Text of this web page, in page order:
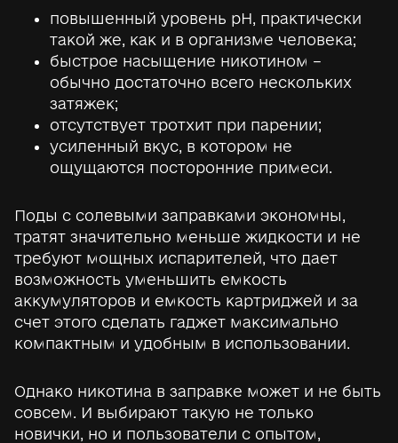
повышенный уровень pH, практически
такой же, как и в организме человека;
быстрое насыщение никотином –
обычно достаточно всего нескольких
затяжек;
отсутствует тротхит при парении;
усиленный вкус, в котором не
ощущаются посторонние примеси.
Поды с солевыми заправками экономны,
тратят значительно меньше жидкости и не
требуют мощных испарителей, что дает
возможность уменьшить емкость
аккумуляторов и емкость картриджей и за
счет этого сделать гаджет максимально
компактным и удобным в использовании.
Однако никотина в заправке может и не быть
совсем. И выбирают такую не только
новички, но и пользователи с опытом,